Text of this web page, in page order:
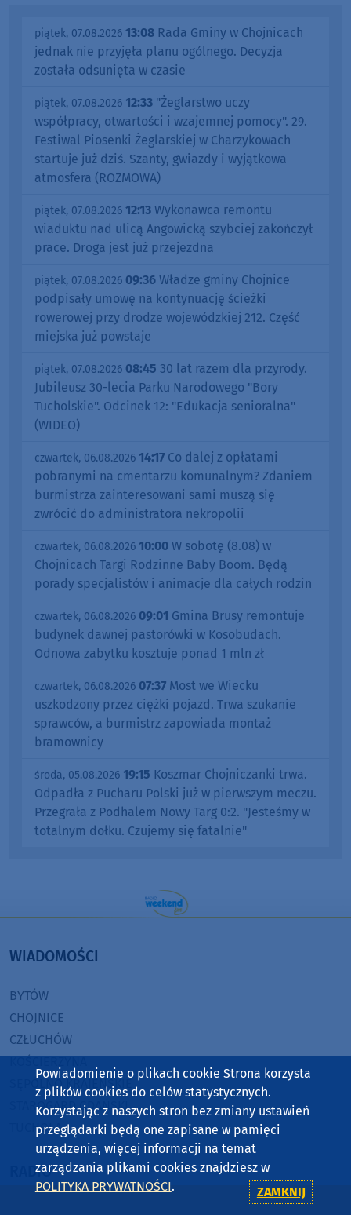
piątek, 07.08.2026 13:08 Rada Gminy w Chojnicach
jednak nie przyjęła planu ogólnego. Decyzja
została odsunięta w czasie
piątek, 07.08.2026 12:33 "Żeglarstwo uczy
współpracy, otwartości i wzajemnej pomocy". 29.
Festiwal Piosenki Żeglarskiej w Charzykowach
startuje już dziś. Szanty, gwiazdy i wyjątkowa
atmosfera (ROZMOWA)
piątek, 07.08.2026 12:13 Wykonawca remontu
wiaduktu nad ulicą Angowicką szybciej zakończył
prace. Droga jest już przejezdna
piątek, 07.08.2026 09:36 Władze gminy Chojnice
podpisały umowę na kontynuację ścieżki
rowerowej przy drodze wojewódzkiej 212. Część
miejska już powstaje
piątek, 07.08.2026 08:45 30 lat razem dla przyrody.
Jubileusz 30-lecia Parku Narodowego "Bory
Tucholskie". Odcinek 12: "Edukacja senioralna"
(WIDEO)
czwartek, 06.08.2026 14:17 Co dalej z opłatami
pobranymi na cmentarzu komunalnym? Zdaniem
burmistrza zainteresowani sami muszą się
zwrócić do administratora nekropolii
czwartek, 06.08.2026 10:00 W sobotę (8.08) w
Chojnicach Targi Rodzinne Baby Boom. Będą
porady specjalistów i animacje dla całych rodzin
czwartek, 06.08.2026 09:01 Gmina Brusy remontuje
budynek dawnej pastorówki w Kosobudach.
Odnowa zabytku kosztuje ponad 1 mln zł
czwartek, 06.08.2026 07:37 Most we Wiecku
uszkodzony przez ciężki pojazd. Trwa szukanie
sprawców, a burmistrz zapowiada montaż
bramownicy
środa, 05.08.2026 19:15 Koszmar Chojniczanki trwa.
Odpadła z Pucharu Polski już w pierwszym meczu.
Przegrała z Podhalem Nowy Targ 0:2. "Jesteśmy w
totalnym dołku. Czujemy się fatalnie"
WIADOMOŚCI
BYTÓW
CHOJNICE
CZŁUCHÓW
KOŚCIERZYNA
SĘPÓLNO KRAJEŃSKIE
STAROGARD GDAŃSKI
TUCHOLA
RADIO
Powiadomienie o plikach cookie Strona korzysta
z plików cookies do celów statystycznych.
Korzystając z naszych stron bez zmiany ustawień
przeglądarki będą one zapisane w pamięci
urządzenia, więcej informacji na temat
zarządzania plikami cookies znajdziesz w
POLITYKA PRYWATNOŚCI. ZAMKNIJ